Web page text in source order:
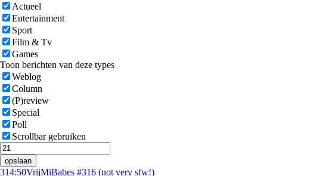
Actueel
Entertainment
Sport
Film & Tv
Games
Toon berichten van deze types
Weblog
Column
(P)review
Special
Poll
Scrollbar gebruiken
opslaan
314:50VrijMiBabes #316 (not very sfw!)